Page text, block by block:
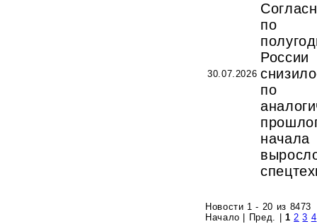
30.07.2026
по
по
Новости 1 - 20 из 8473
Начало | Пред. | 1 2 3 4